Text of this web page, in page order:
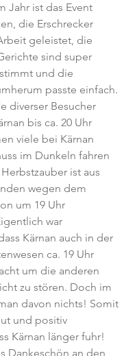
Jahr ist das Event
die Erschrecker
geleistet, die
sind super
und die
passte einfach.
diverser Besucher
bis ca. 20 Uhr
viele bei Kärnan
im Dunkeln fahren
ist aus
wegen dem
um 19 Uhr
war
Kärnan auch in der
ca. 19 Uhr
um die anderen
zu stören. Doch im
davon nichts! Somit
und positiv
Kärnan länger fuhr!
Dankeschön an den